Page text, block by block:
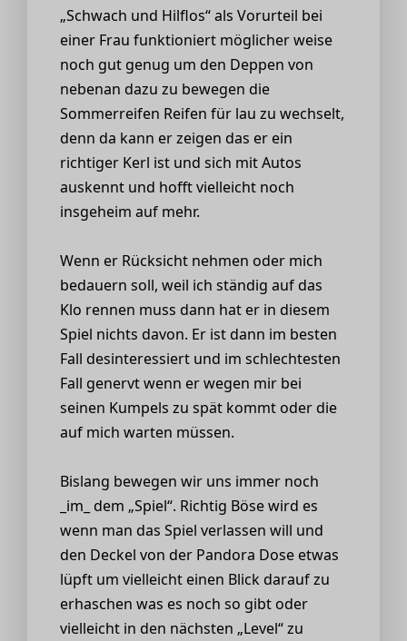
„Schwach und Hilflos“ als Vorurteil bei
einer Frau funktioniert möglicher weise
noch gut genug um den Deppen von
nebenan dazu zu bewegen die
Sommerreifen Reifen für lau zu wechselt,
denn da kann er zeigen das er ein
richtiger Kerl ist und sich mit Autos
auskennt und hofft vielleicht noch
insgeheim auf mehr.
Wenn er Rücksicht nehmen oder mich
bedauern soll, weil ich ständig auf das
Klo rennen muss dann hat er in diesem
Spiel nichts davon. Er ist dann im besten
Fall desinteressiert und im schlechtesten
Fall genervt wenn er wegen mir bei
seinen Kumpels zu spät kommt oder die
auf mich warten müssen.
Bislang bewegen wir uns immer noch
_im_ dem „Spiel“. Richtig Böse wird es
wenn man das Spiel verlassen will und
den Deckel von der Pandora Dose etwas
lüpft um vielleicht einen Blick darauf zu
erhaschen was es noch so gibt oder
vielleicht in den nächsten „Level“ zu